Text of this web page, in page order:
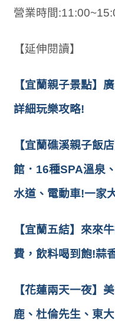
營業時間
【延伸閱讀】
【宜蘭親子景點】
詳細玩樂攻略!
【宜蘭礁溪親子飯
館．16種SPA溫泉
水道、電動車!一家
【宜蘭五結】來來
費，飲料喝到飽!蒜
【花蓮兩天一夜】
鹿、杜倫先生、東